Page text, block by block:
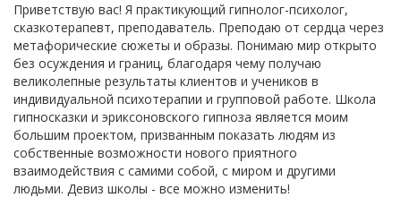
Приветствую вас! Я практикующий гипнолог-психолог,
сказкотерапевт, преподаватель. Преподаю от сердца через
метафорические сюжеты и образы. Понимаю мир открыто
без осуждения и границ, благодаря чему получаю
великолепные результаты клиентов и учеников в
индивидуальной психотерапии и групповой работе. Школа
гипносказки и эриксоновского гипноза является моим
большим проектом, призванным показать людям из
собственные возможности нового приятного
взаимодействия с самими собой, с миром и другими
людьми. Девиз школы - все можно изменить!